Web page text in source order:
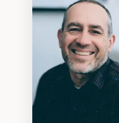
Théories du
Économie politique
Élites économiques
Sociologie économique
Extractivisme
Classes sociales
Mouvements sociaux
Théories de l’État